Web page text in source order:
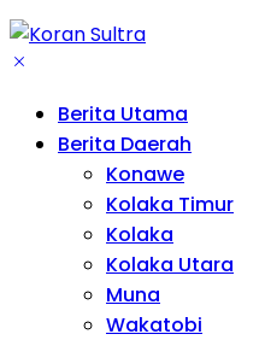
Berita Utama
Berita Daerah
Konawe
Kolaka Timur
Kolaka
Kolaka Utara
Muna
Wakatobi